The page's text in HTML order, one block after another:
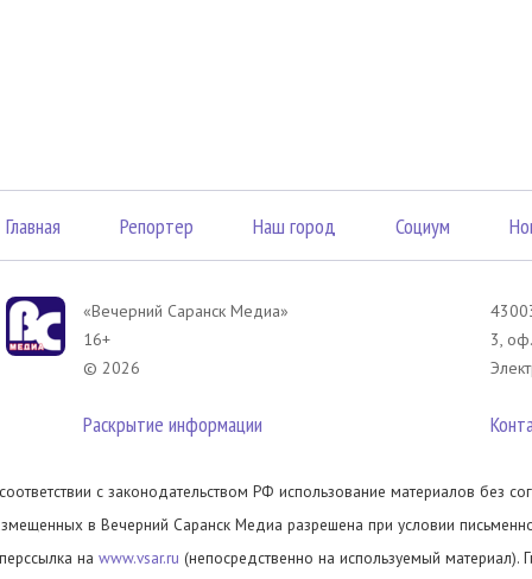
Главная Репортер Наш город Социум
«Вечерний Саранск Mедиа»
16+
© 2026
Раскрытие информации
3,
с законодательством РФ использование материалов без
в Вечерний Саранск Медиа разрешена при условии
на www.vsar.ru (непосредственно на используемый материал).